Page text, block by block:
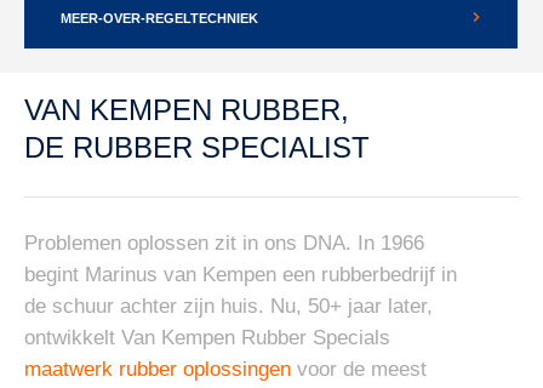
MEER-OVER-REGELTECHNIEK
VAN KEMPEN RUBBER,
DE RUBBER SPECIALIST
Problemen oplossen zit in ons DNA. In 1966
begint Marinus van Kempen een rubberbedrijf in
de schuur achter zijn huis. Nu, 50+ jaar later,
ontwikkelt Van Kempen Rubber Specials
maatwerk rubber oplossingen voor de meest